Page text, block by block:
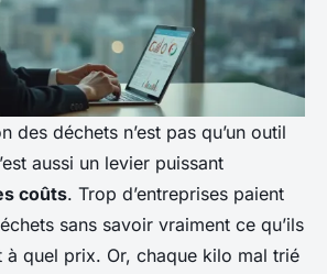
des déchets n’est pas qu’un outil
aussi un levier puissant
coûts. Trop d’entreprises paient
sans savoir vraiment ce qu’ils
à quel prix. Or, chaque kilo mal trié